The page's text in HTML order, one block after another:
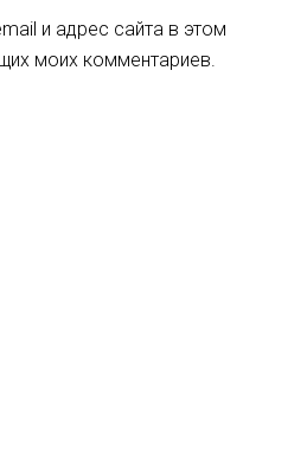
и адрес сайта в этом
моих комментариев.